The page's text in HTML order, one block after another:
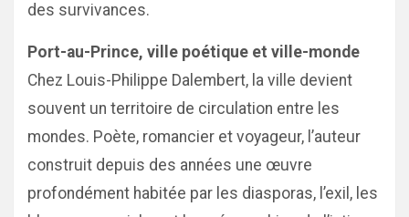
des survivances.
Port-au-Prince, ville poétique et ville-monde
Chez Louis-Philippe Dalembert, la ville devient
souvent un territoire de circulation entre les
mondes. Poète, romancier et voyageur, l’auteur
construit depuis des années une œuvre
profondément habitée par les diasporas, l’exil, les